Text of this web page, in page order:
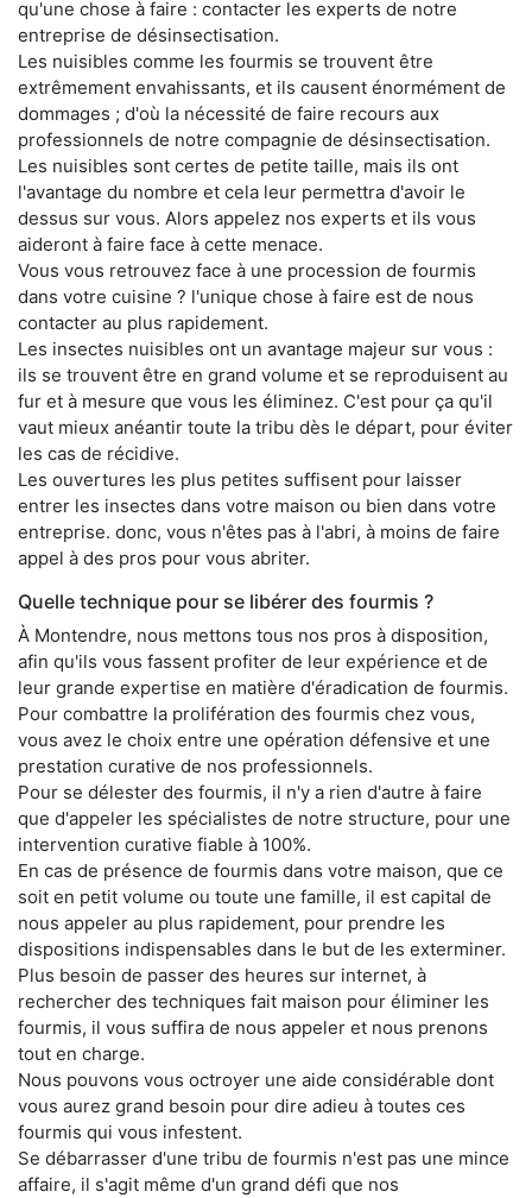
qu'une chose à faire : contacter les experts de notre
entreprise de désinsectisation.
Les nuisibles comme les fourmis se trouvent être
extrêmement envahissants, et ils causent énormément de
dommages ; d'où la nécessité de faire recours aux
professionnels de notre compagnie de désinsectisation.
Les nuisibles sont certes de petite taille, mais ils ont
l'avantage du nombre et cela leur permettra d'avoir le
dessus sur vous. Alors appelez nos experts et ils vous
aideront à faire face à cette menace.
Vous vous retrouvez face à une procession de fourmis
dans votre cuisine ? l'unique chose à faire est de nous
contacter au plus rapidement.
Les insectes nuisibles ont un avantage majeur sur vous :
ils se trouvent être en grand volume et se reproduisent au
fur et à mesure que vous les éliminez. C'est pour ça qu'il
vaut mieux anéantir toute la tribu dès le départ, pour éviter
les cas de récidive.
Les ouvertures les plus petites suffisent pour laisser
entrer les insectes dans votre maison ou bien dans votre
entreprise. donc, vous n'êtes pas à l'abri, à moins de faire
appel à des pros pour vous abriter.
Quelle technique pour se libérer des fourmis ?
À Montendre, nous mettons tous nos pros à disposition,
afin qu'ils vous fassent profiter de leur expérience et de
leur grande expertise en matière d'éradication de fourmis.
Pour combattre la prolifération des fourmis chez vous,
vous avez le choix entre une opération défensive et une
prestation curative de nos professionnels.
Pour se délester des fourmis, il n'y a rien d'autre à faire
que d'appeler les spécialistes de notre structure, pour une
intervention curative fiable à 100%.
En cas de présence de fourmis dans votre maison, que ce
soit en petit volume ou toute une famille, il est capital de
nous appeler au plus rapidement, pour prendre les
dispositions indispensables dans le but de les exterminer.
Plus besoin de passer des heures sur internet, à
rechercher des techniques fait maison pour éliminer les
fourmis, il vous suffira de nous appeler et nous prenons
tout en charge.
Nous pouvons vous octroyer une aide considérable dont
vous aurez grand besoin pour dire adieu à toutes ces
fourmis qui vous infestent.
Se débarrasser d'une tribu de fourmis n'est pas une mince
affaire, il s'agit même d'un grand défi que nos